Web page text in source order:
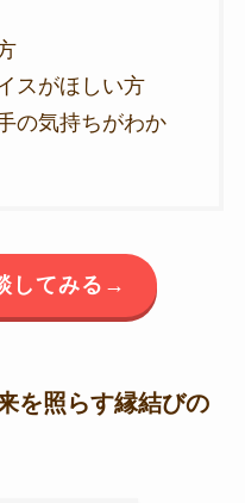
スがほしい方
の気持ちがわか
してみる→
を照らす縁結びの